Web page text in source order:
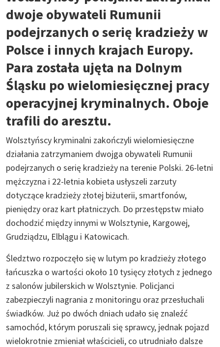
dwoje obywateli Rumunii
podejrzanych o serię kradzieży w
Polsce i innych krajach Europy.
Para została ujęta na Dolnym
Śląsku po wielomiesięcznej pracy
operacyjnej kryminalnych. Oboje
trafili do aresztu.
Wolsztyńscy kryminalni zakończyli wielomiesięczne
działania zatrzymaniem dwojga obywateli Rumunii
podejrzanych o serię kradzieży na terenie Polski. 26-letni
mężczyzna i 22-letnia kobieta usłyszeli zarzuty
dotyczące kradzieży złotej biżuterii, smartfonów,
pieniędzy oraz kart płatniczych. Do przestępstw miało
dochodzić między innymi w Wolsztynie, Kargowej,
Grudziądzu, Elblągu i Katowicach.
Śledztwo rozpoczęło się w lutym po kradzieży złotego
łańcuszka o wartości około 10 tysięcy złotych z jednego
z salonów jubilerskich w Wolsztynie. Policjanci
zabezpieczyli nagrania z monitoringu oraz przesłuchali
świadków. Już po dwóch dniach udało się znaleźć
samochód, którym poruszali się sprawcy, jednak pojazd
wielokrotnie zmieniał właścicieli, co utrudniało dalsze